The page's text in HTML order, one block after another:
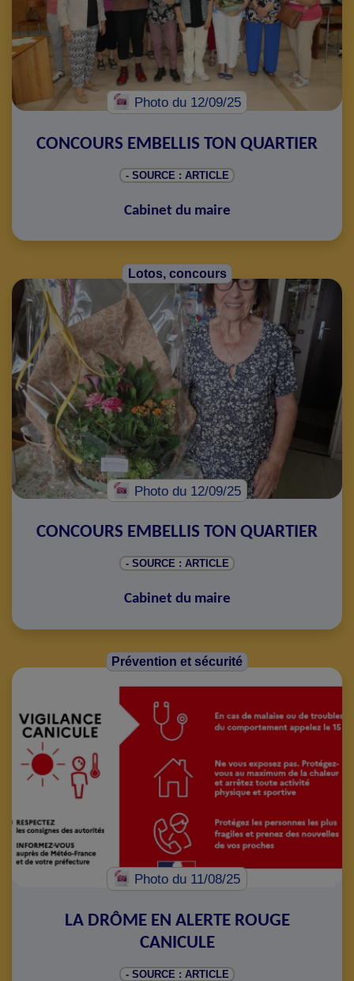
Photo du 12/09/25
CONCOURS EMBELLIS TON QUARTIER
- SOURCE : ARTICLE
Cabinet du maire
Lotos, concours
Photo du 12/09/25
CONCOURS EMBELLIS TON QUARTIER
- SOURCE : ARTICLE
Cabinet du maire
Prévention et sécurité
Photodu 11/08/25
LA DRÔME EN ALERTE ROUGE
CANICULE
- SOURCE : ARTICLE